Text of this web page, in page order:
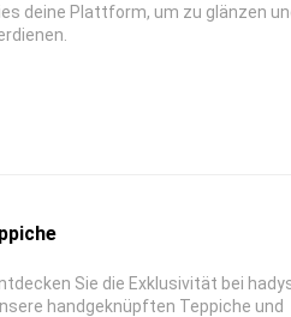
deine Plattform, um zu glänzen
Sie die Exklusivität bei
handgeknüpften Teppiche und